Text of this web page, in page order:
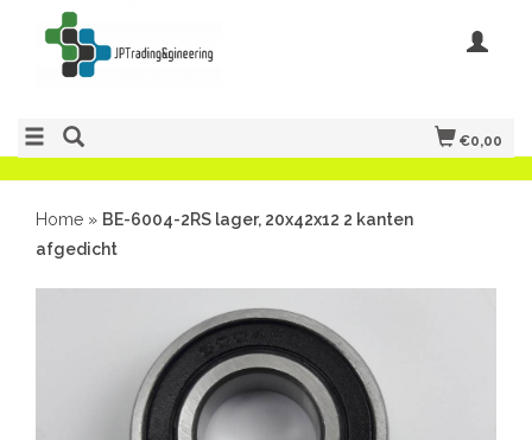
€0,00
Home » BE-6004-2RS lager, 20x42x12 2 kanten
afgedicht